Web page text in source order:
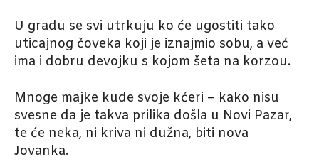
U gradu se svi utrkuju ko će ugostiti tako
uticajnog čoveka koji je iznajmio sobu, a već
ima i dobru devojku s kojom šeta na korzou.
Mnoge majke kude svoje kćeri – kako nisu
svesne da je takva prilika došla u Novi Pazar,
te će neka, ni kriva ni dužna, biti nova
Jovanka.